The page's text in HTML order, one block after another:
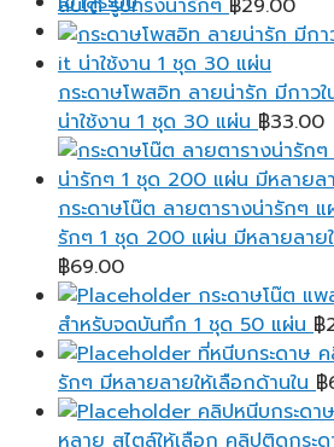
ลบได้ รูปทรงน่ารักๆ ฿29.00
กระดาษโพสอิท ลายน่ารัก มีกาว
น่าใช้งาน 1 ชุด 30 แผ่น ฿33.00
กระดาษโน๊ต ลายตารางน่ารักๆ
รักๆ 1 ชุด 200 แผ่น มีหลายลาย
฿69.00
กระดาษโน๊ต แ
สำหรับจดบันทึก 1 ชุด 50 แผ่น ฿
ที่หนีบกระดาษ
รักๆ มีหลายลายให้เลือกด้านใน ฿
คลิปหนีบกระดา
หลาย สไตล์ให้เลือก คลิปติดกระ